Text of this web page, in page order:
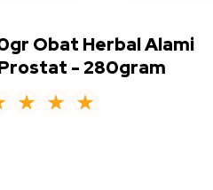
Obat Herbal Alami
-280gram